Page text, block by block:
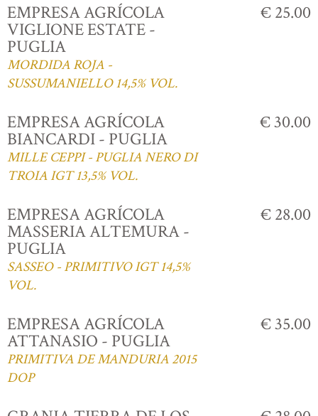
EMPRESA AGRÍCOLA
VIGLIONE ESTATE -
PUGLIA
MORDIDA ROJA -
SUSSUMANIELLO 14,5% VOL.
€ 25.00
EMPRESA AGRÍCOLA
BIANCARDI - PUGLIA
MILLE CEPPI - PUGLIA NERO DI
TROIA IGT 13,5% VOL.
€ 30.00
EMPRESA AGRÍCOLA
MASSERIA ALTEMURA -
PUGLIA
SASSEO - PRIMITIVO IGT 14,5%
VOL.
€ 28.00
EMPRESA AGRÍCOLA
ATTANASIO - PUGLIA
PRIMITIVA DE MANDURIA 2015
DOP
€ 35.00